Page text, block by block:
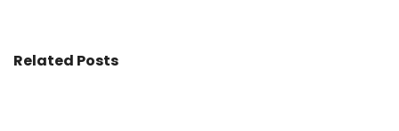
Related Posts